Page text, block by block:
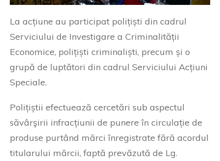
La acțiune au participat polițiști din cadrul
Serviciului de Investigare a Criminalității
Economice, polițiști criminaliști, precum și o
grupă de luptători din cadrul Serviciului Acțiuni
Speciale.
Polițiștii efectuează cercetări sub aspectul
săvârşirii infracțiunii de punere în circulație de
produse purtând mărci înregistrate fără acordul
titularului mărcii, faptă prevăzută de Lg.